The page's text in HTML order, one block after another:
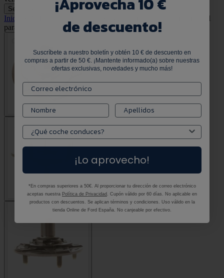
Selecciona tu vehículo Selecciona tu vehículo
Inicio
Buje de rueda delantera original
para Ford Transit 1458881de descuento!
Suscríbete a nuestro boletín y obtén 10 € de descuento en
compras a partir de 50 €. ¡Mantente informado(a) sobre nuestras
ofertas exclusivas, novedades y mucho más!
¡Lo aprovecho!
*En compras superiores a 50€. Al proporcionar tu dirección de correo electrónico
aceptas nuestra Política de Privacidad . Cupón válido por 60 días. No aplicable en
productos con descuentos. Se aplican términos y condiciones. Uso válido en la
tienda Online de Ford España. No canjeable por efectivo.